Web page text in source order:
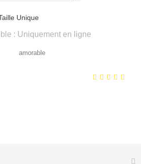
Unique
: Uniquement en ligne
amorable